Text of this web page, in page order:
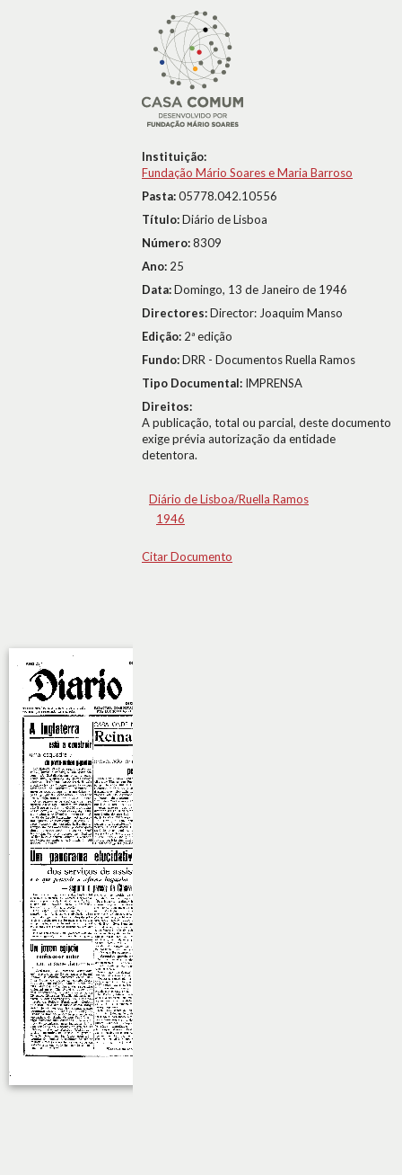
Instituição:
Fundação Mário Soares e Maria Barroso
Pasta:05778.042.10556
Título:Diário de Lisboa
Número:8309
Ano: 25
Data:Domingo, 13 de Janeiro de 1946
Directores:Director: Joaquim Manso
Edição: 2ª edição
Fundo:DRR - Documentos Ruella Ramos
Tipo Documental: IMPRENSA
Direitos:
A publicação, total ou parcial, deste documento
exige prévia autorização da entidade
detentora.
Diário de Lisboa/Ruella Ramos
1946
Citar Documento